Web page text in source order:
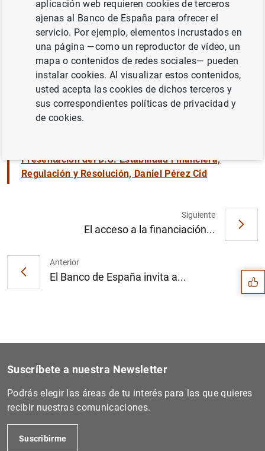
Informe de Estabilidad Financiera. Primavera
2026
Presentación del D.G. Estabilidad Financiera,
Regulación y Resolución, Daniel Pérez Cid
Anterior
El Banco de España invita a...
Siguiente
El acceso a la financiación... Sugerencias
Suscríbete a nuestra Newsletter
Podrás elegir las áreas de tu interés para las que quieres
recibir nuestras comunicaciones.
Suscribirme
aplicación web requieren cookies de terceros
ajenas al Banco de España para ofrecer el
servicio. Por ejemplo, elementos incrustados en
una página —como un reproductor de vídeo, un
mapa o contenidos de redes sociales— pueden
instalar cookies. Al visualizar estos contenidos,
usted acepta las cookies de dichos terceros y
sus correspondientes políticas de privacidad y
de cookies.